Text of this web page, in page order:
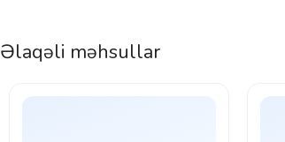
Əlaqəli məhsullar